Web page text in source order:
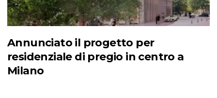
Annunciato il progetto per
residenziale di pregio in centro a
Milano